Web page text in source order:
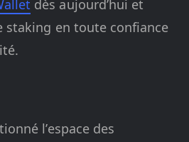
dès aujourd’hui et
staking en toute confiance
l’espace des